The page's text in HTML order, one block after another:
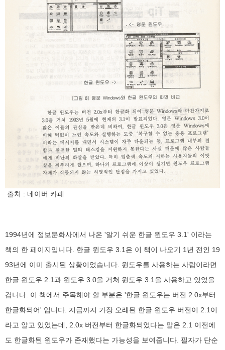
출처 : 네이버 카페
1994년에 정보문화사에서 나온 '알기 쉬운 한글 윈도우 3.1' 이라는
책의 한 페이지입니다. 한글 윈도우 3.1은 이 책이 나오기 1년 전인 19
93년에 이미 출시된 상황이었습니다. 윈도우를 사용하는 사람이라면
한글 윈도우 2.1과 윈도우 3.0을 거쳐 윈도우 3.1을 사용하고 있었을
겁니다. 이 책에서 주목해야 할 부분은 '한글 윈도우는 버전 2.0x부터
한글화되어' 입니다. 지금까지 가장 오래된 한글 윈도우 버전이 2.1이
라고 알고 있었는데, 2.0x 버전부터 한글화되었다는 말은 2.1 이전에
도 한글화된 윈도우가 존재했다는 가능성을 보여줍니다. 필자가 단순